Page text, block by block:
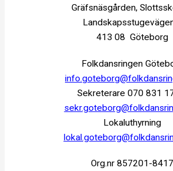
Gräfsnäsgården,
413 08 Göteborg
Folkdansringen
Sekreterare 070 831
Lokaluthyrning
Org.nr 857201-8417